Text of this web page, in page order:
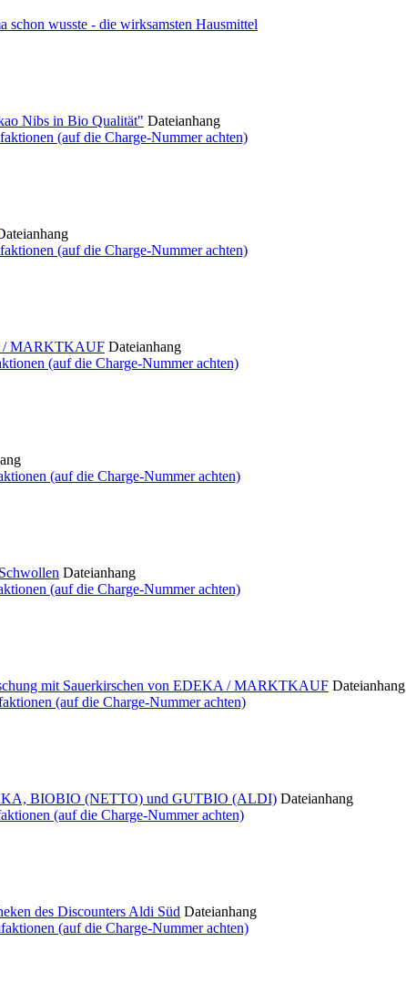
schon wusste - die wirksamsten Hausmittel
Nibs in Bio Qualität" Dateianhang
(auf die Charge-Nummer achten)
(auf die Charge-Nummer achten)
/ MARKTKAUF Dateianhang
(auf die Charge-Nummer achten)
(auf die Charge-Nummer achten)
Dateianhang
(auf die Charge-Nummer achten)
mit Sauerkirschen von EDEKA / MARKTKAUF Dateianhang
(auf die Charge-Nummer achten)
BIOBIO (NETTO) und GUTBIO (ALDI) Dateianhang
(auf die Charge-Nummer achten)
des Discounters Aldi Süd Dateianhang
(auf die Charge-Nummer achten)